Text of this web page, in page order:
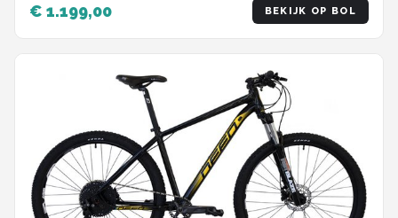
€ 1.199,00 BEKIJK OP BOL